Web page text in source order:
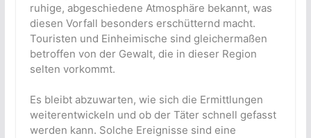
ruhige, abgeschiedene Atmosphäre bekannt, was
diesen Vorfall besonders erschütternd macht.
Touristen und Einheimische sind gleichermaßen
betroffen von der Gewalt, die in dieser Region
selten vorkommt.
Es bleibt abzuwarten, wie sich die Ermittlungen
weiterentwickeln und ob der Täter schnell gefasst
werden kann. Solche Ereignisse sind eine